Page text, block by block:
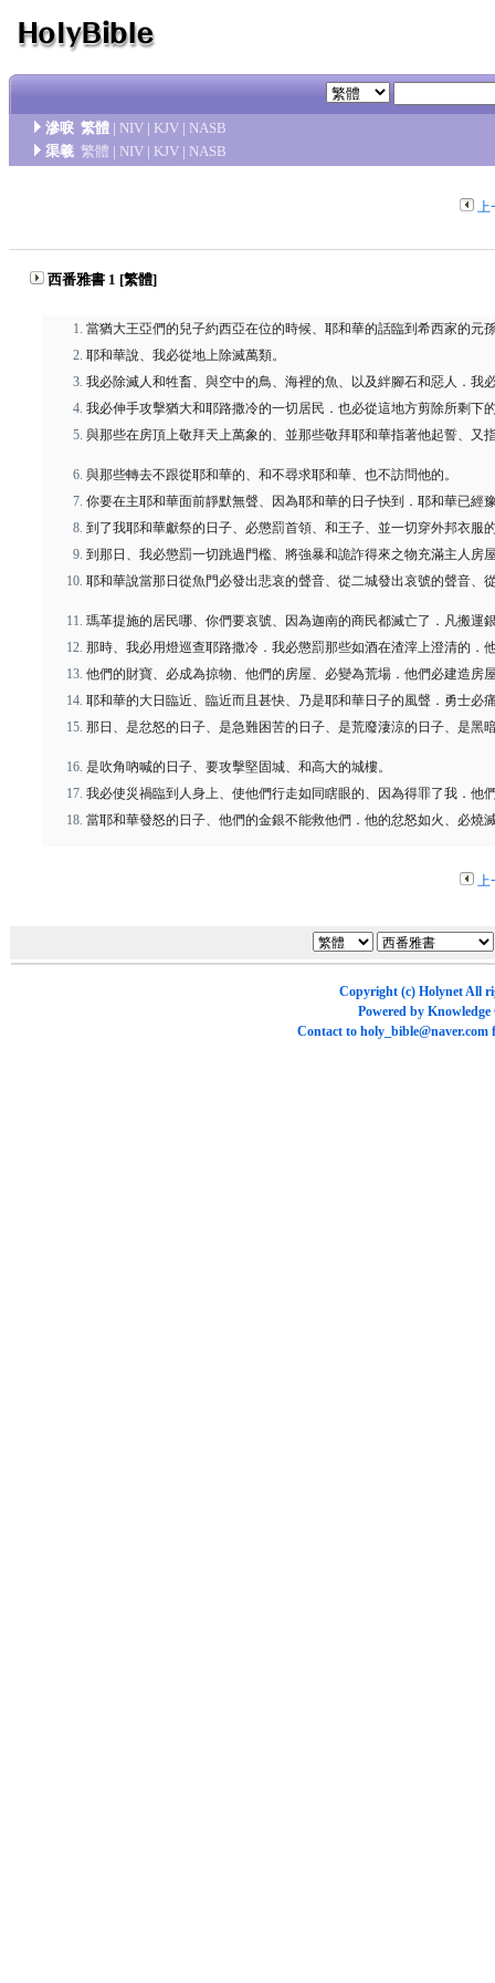
滲唳 繁體 | NIV | KJV | NASB
渠羲 繁體 | NIV | KJV | NASB
上
西番雅書 1 [繁體]
當猶大王亞們的兒子約西亞在位的時候、耶和華的話臨到希西家的元
耶和華說、我必從地上除滅萬類。
我必除滅人和牲畜、與空中的鳥、海裡的魚、以及絆腳石和惡人．我
我必伸手攻擊猶大和耶路撒冷的一切居民．也必從這地方剪除所剩下
與那些在房頂上敬拜天上萬象的、並那些敬拜耶和華指著他起誓、又
與那些轉去不跟從耶和華的、和不尋求耶和華、也不訪問他的。
你要在主耶和華面前靜默無聲、因為耶和華的日子快到．耶和華已經
到了我耶和華獻祭的日子、必懲罰首領、和王子、並一切穿外邦衣服
到那日、我必懲罰一切跳過門檻、將強暴和詭詐得來之物充滿主人房
耶和華說當那日從魚門必發出悲哀的聲音、從二城發出哀號的聲音、
瑪革提施的居民哪、你們要哀號、因為迦南的商民都滅亡了．凡搬運
那時、我必用燈巡查耶路撒冷．我必懲罰那些如酒在渣滓上澄清的．
他們的財寶、必成為掠物、他們的房屋、必變為荒場．他們必建造房
耶和華的大日臨近、臨近而且甚快、乃是耶和華日子的風聲．勇士必
那日、是忿怒的日子、是急難困苦的日子、是荒廢淒涼的日子、是黑
是吹角吶喊的日子、要攻擊堅固城、和高大的城樓。
我必使災禍臨到人身上、使他們行走如同瞎眼的、因為得罪了我．他
當耶和華發怒的日子、他們的金銀不能救他們．他的忿怒如火、必燒
上
Copyright (c) HolynetAll
Powered by Knowledge
Contact to holy_bible@naver.com